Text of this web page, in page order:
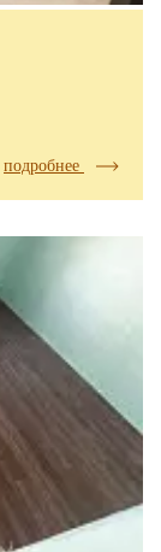
подробнее